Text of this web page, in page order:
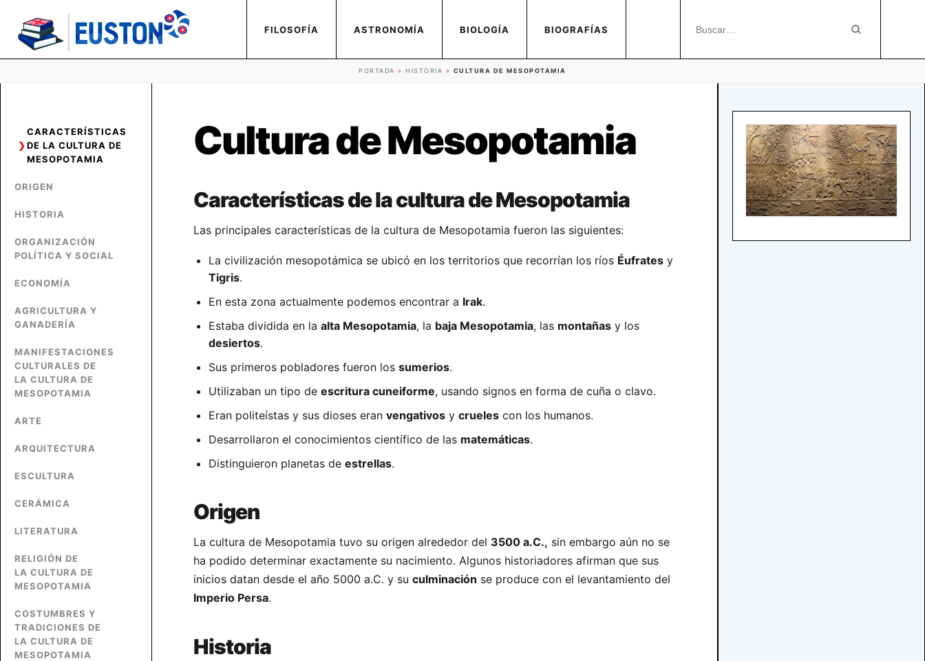
FILOSOFÍA ASTRONOMÍA BIOLOGÍA BIOGRAFÍAS
PORTADA »HISTORIA » CULTURA DE MESOPOTAMIA
CARACTERÍSTICAS
DE LA CULTURA DE
MESOPOTAMIA
ORIGEN
HISTORIA
ORGANIZACIÓN
POLÍTICA Y SOCIAL
ECONOMÍA
AGRICULTURA Y
GANADERÍA
MANIFESTACIONES
CULTURALES DE
LA CULTURA DE
MESOPOTAMIA
ARTE
ARQUITECTURA
ESCULTURA
CERÁMICA
LITERATURA
RELIGIÓN DE
LA CULTURA DE
MESOPOTAMIA
COSTUMBRES Y
TRADICIONES DE
LA CULTURA DE
MESOPOTAMIA
Cultura de Mesopotamia
Características de la cultura de Mesopotamia
Las principales características de la cultura de Mesopotamia fueron las siguientes:
La civilización mesopotámica se ubicó en los territorios que recorrían los ríos Éufrates y
Tigris.
En esta zona actualmente podemos encontrar a Irak.
Estaba dividida en la alta Mesopotamia, la baja Mesopotamia, las montañas y los
desiertos.
Sus primeros pobladores fueron los sumerios.
Utilizaban un tipo de escritura cuneiforme, usando signos en forma de cuña o clavo.
Eran politeístas y sus dioses eran vengativos y crueles con los humanos.
Desarrollaron el conocimientos científico de las matemáticas.
Distinguieron planetas de estrellas.
Origen
La cultura de Mesopotamia tuvo su origen alrededor del 3500 a.C., sin embargo aún no se
ha podido determinar exactamente su nacimiento. Algunos historiadores afirman que sus
inicios datan desde el año 5000 a.C. y su culminación se produce con el levantamiento del
Imperio Persa.
Historia